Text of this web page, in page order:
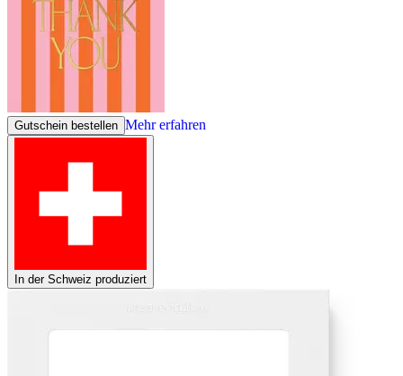
Gutschein bestellen Mehr erfahren
In der Schweiz produziert